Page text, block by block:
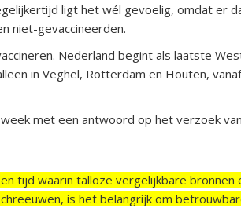
ligt het wél gevoelig, omdat er
niet-gevaccineerden.
Nederland begint als laatste
in Veghel, Rotterdam en Houten,
met een antwoord op het verzoek
tijd waarin talloze vergelijkbare bronnen
is het belangrijk om